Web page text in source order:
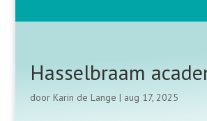
Hasselbraam
door Karin de Lange | aug 17, 2025